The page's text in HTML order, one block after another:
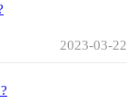
2023-03-22